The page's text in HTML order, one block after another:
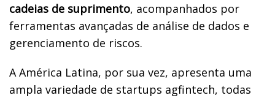
cadeias de suprimento, acompanhados por
ferramentas avançadas de análise de dados e
gerenciamento de riscos.
A América Latina, por sua vez, apresenta uma
ampla variedade de startups agfintech, todas